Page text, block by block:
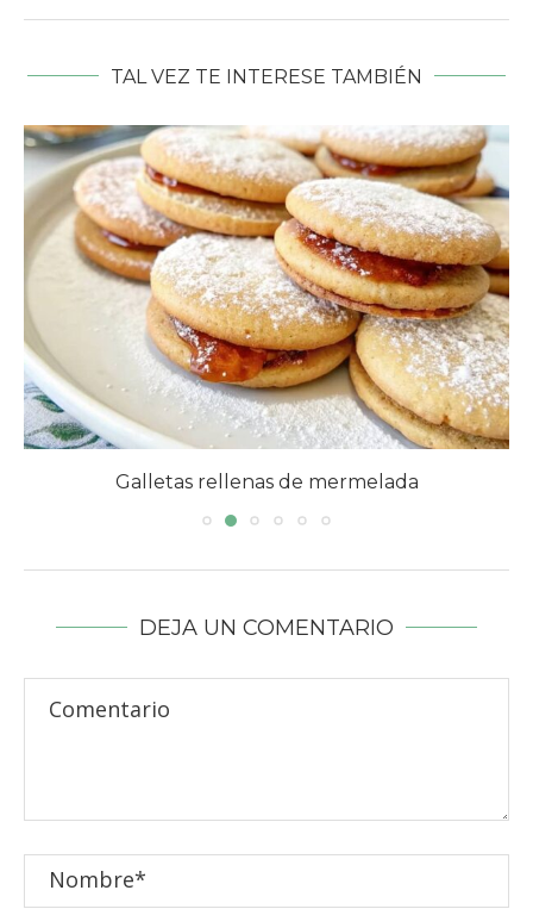
TAL VEZ TE INTERESE TAMBIÉN
Galletas rellenas de mermelada
DEJA UN COMENTARIO